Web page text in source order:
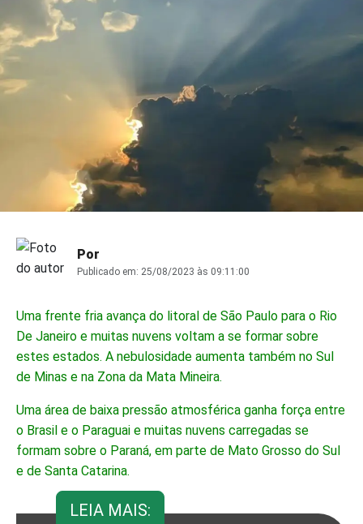
Por
Publicado em: 25/08/2023 às 09:11:00
Uma frente fria avança do litoral de São Paulo para o Rio
De Janeiro e muitas nuvens voltam a se formar sobre
estes estados. A nebulosidade aumenta também no Sul
de Minas e na Zona da Mata Mineira.
Uma área de baixa pressão atmosférica ganha força entre
o Brasil e o Paraguai e muitas nuvens carregadas se
formam sobre o Paraná, em parte de Mato Grosso do Sul
e de Santa Catarina.
LEIA MAIS: